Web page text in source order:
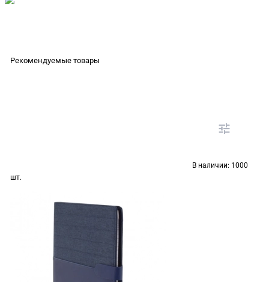
Рекомендуемые товары
В наличии: 1000
шт.